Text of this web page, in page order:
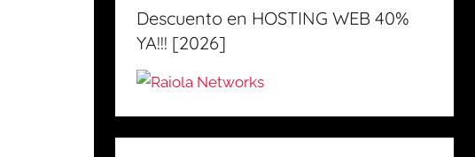
Descuento en HOSTING WEB 40%
YA!!! [2026]